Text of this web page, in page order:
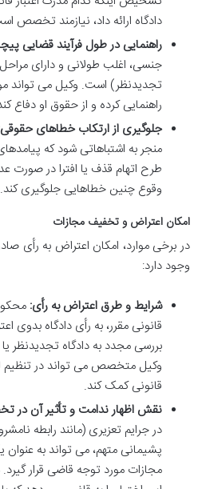
دادگاه ارائه داد، نیازمند تخصص
راهنمایی در طول فرآیند قضایی
جنسی، اغلب طولانی و دارای
تجدیدنظر) است. وکیل می تواند
راهنمایی کرده و از حقوق او دفاع
جلوگیری از ارتکاب خطاهای
منجر به اشتباهاتی شود که
طرح اتهام قذف یا افترا در صورت
وقوع چنین خطاهایی جلوگیری کند.
امکان اعتراض و تخفیف مجازات
در برخی موارد، امکان اعتراض به رأی
وجود دارد:
شرایط و طرق اعتراض به رأی:
قانونی مقرر، به رأی دادگاه بدوی
بررسی مجدد به دادگاه تجدیدنظر
وکیل متخصص می تواند در تنظیم
قانونی کمک کند.
نقش اظهار ندامت و تأثیر آن در
در جرایم تعزیری (مانند رابطه
پشیمانی متهم، می تواند به